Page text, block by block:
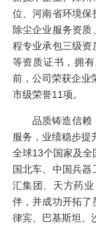
位、河南省环境保
除尘企业服务资
程专业承包三级资
等资质证书，拥
前，公司荣获企业
市级荣誉11项。
品质铸造信赖
服务，业绩稳步提
全球13个国家及
国北车、中国兵
汇集团、天方药
伴，并成功开拓了
律宾、巴基斯坦、